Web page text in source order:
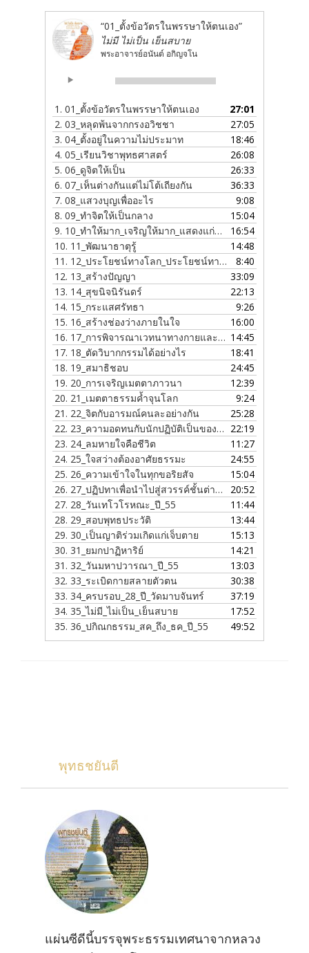
“01_ตั้งข้อวัตรในพรรษาให้ตนเอง”
ไม่มี ไม่เป็น เย็นสบาย
พระอาจารย์อนันต์ อกิญจโน
1. 01_ตั้งข้อวัตรในพรรษาให้ตนเอง
27:01
2. 03_หลุดพ้นจากกรงอวิชชา
27:05
3. 04_ตั้งอยู่ในความไม่ประมาท
18:46
4. 05_เรียนวิชาพุทธศาสตร์
26:08
5. 06_ดูจิตให้เป็น
26:33
6. 07_เห็นต่างกันแต่ไม่โต้เถียงกัน
36:33
7. 08_แสวงบุญเพื่ออะไร
9:08
8. 09_ทำจิตให้เป็นกลาง
15:04
9. 10_ทำให้มาก_เจริญให้มาก_แสดงแก่คณะผ้าป่าฯ
16:54
10. 11_พัฒนาธาตุรู้
14:48
11. 12_ประโยชน์ทางโลก_ประโยชน์ทางธรรม
8:40
12. 13_สร้างปัญญา
33:09
13. 14_สุขนิจนิรันดร์
22:13
14. 15_กระแสศรัทธา
9:26
15. 16_สร้างช่องว่างภายในใจ
16:00
16. 17_การพิจารณาเวทนาทางกายและใจ
14:45
17. 18_ตัดวิบากกรรมได้อย่างไร
18:41
18. 19_สมาธิชอบ
24:45
19. 20_การเจริญเมตตาภาวนา
12:39
20. 21_เมตตาธรรมค้ำจุนโลก
9:24
21. 22_จิตกับอารมณ์คนละอย่างกัน
25:28
22. 23_ความอดทนกับนักปฏิบัติเป็นของคู่กัน
22:19
23. 24_ลมหายใจคือชีวิต
11:27
24. 25_ใจสว่างต้องอาศัยธรรมะ
24:55
25. 26_ความเข้าใจในทุกขอริยสัจ
15:04
26. 27_ปฏิปทาเพื่อนำไปสู่สวรรค์ชั้นต่าง_ๆ
20:52
27. 28_วันเทโวโรหณะ_ปี_55
11:44
28. 29_สอบพุทธประวัติ
13:44
29. 30_เป็นญาติร่วมเกิดแก่เจ็บตาย
15:13
30. 31_ยมกปาฏิหาริย์
14:21
31. 32_วันมหาปวารณา_ปี_55
13:03
32. 33_ระเบิดกายสลายตัวตน
30:38
33. 34_ครบรอบ_28_ปี_วัดมาบจันทร์
37:19
34. 35_ไม่มี_ไม่เป็น_เย็นสบาย
17:52
35. 36_ปกิณกธรรม_สค_ถึง_ธค_ปี_55 49:52
พุทธชยันตี
แผ่นซีดีนี้บรรจุพระธรรมเทศนาจากหลวง